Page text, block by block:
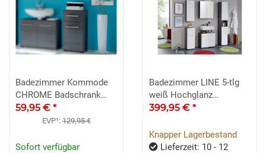
Badezimmer Kommode
CHROME Badschrank
graumetallic Hochglanz
59,95 € *
EVP¹:129,95 €
Sofort verfügbar
Badezimmer LINE 5-tlg
weiß Hochglanz
rauchsilber inkl. Spiegel
399,95 € *
Knapper Lagerbestand
Lieferzeit: 10 - 12